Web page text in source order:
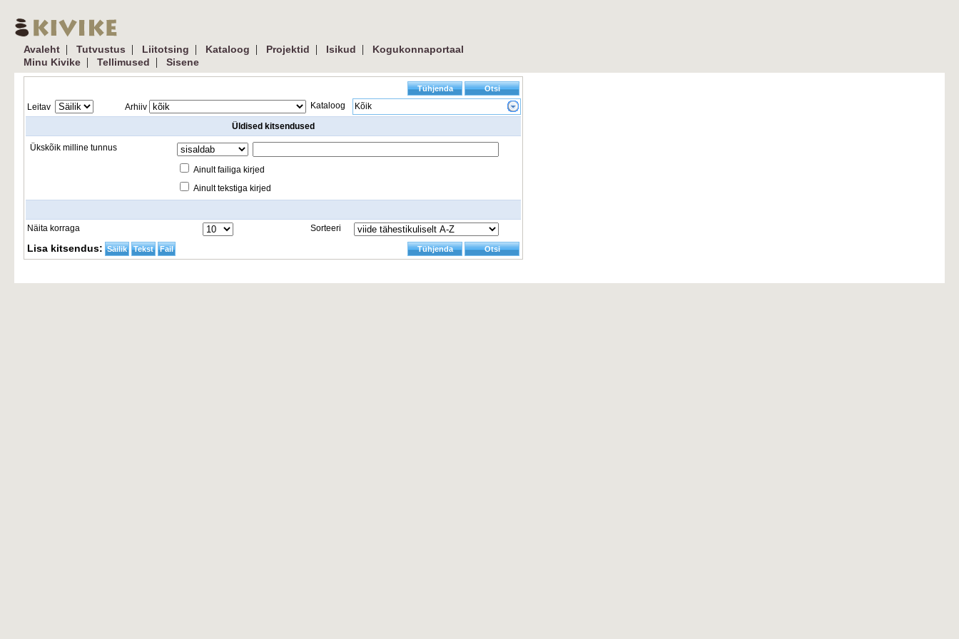
Avaleht | Tutvustus | Liitotsing | Kataloog | Projektid | Isikud |
Kogukonnaportaal
Minu Kivike | Tellimused | Sisene
Arhiiv
Leitav Kataloog
Kõik
Üldised kitsendused
Ükskõik milline tunnus
Ainult failiga kirjed
Ainult tekstiga kirjed
Näita korraga Sorteeri
Lisa kitsendus: Säilik Tekst Fail